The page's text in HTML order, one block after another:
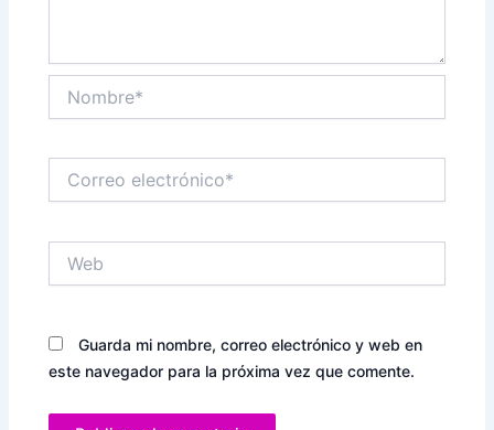
electrónico*
Guarda mi nombre, correo electrónico y web en
este navegador para la próxima vez que comente.